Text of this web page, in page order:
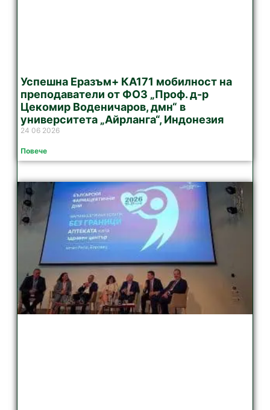
Успешна Еразъм+ КА171 мобилност на
преподаватели от ФОЗ „Проф. д-р
Цекомир Воденичаров, дмн“ в
университета „Айрланга“, Индонезия
24 06 2026
Повече